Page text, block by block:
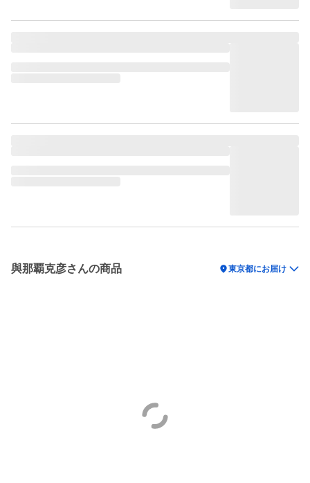
與那覇克彦さんの商品 location_on東京都にお届け